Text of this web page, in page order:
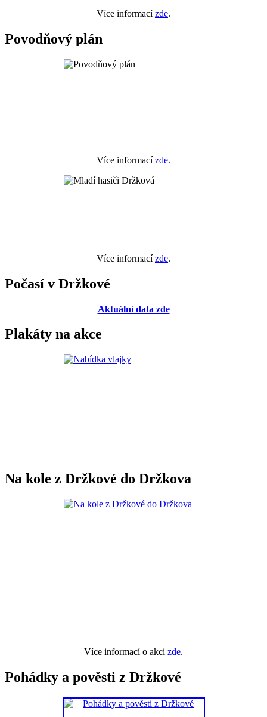
Více informacízde.
Povodňový plán
Více informacízde.
Více informacízde.
Počasí v Držkové
Aktuální data zde
Plakáty na akce
Na kole z Držkové do Držkova
Více informací o akci zde.
Pohádky a pověsti z Držkové